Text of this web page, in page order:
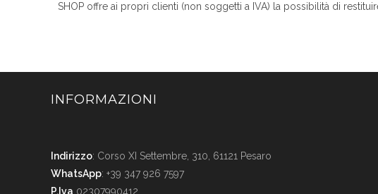
SHOP offre ai propri clienti (non soggetti a IVA) la possibilità di
INFORMAZIONI
Indirizzo: Corso XI Settembre, 310, 61121 Pesaro
WhatsApp: +39 347 926 7597
P.Iva 02307990412